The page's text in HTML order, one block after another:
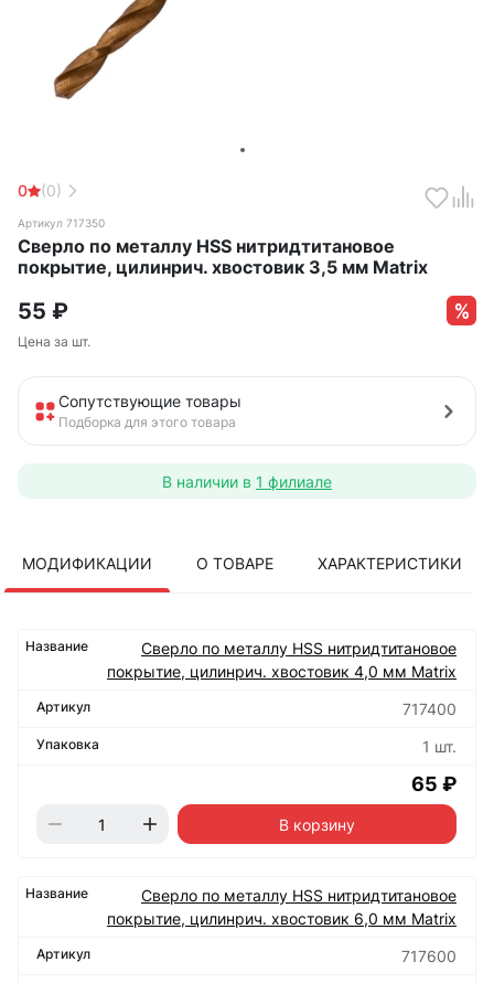
0 (0)
Артикул 717350
Сверло по металлу HSS нитридтитановое
покрытие, цилинрич. хвостовик 3,5 мм Matrix
55 ₽
Цена за шт.
Сопутствующие товары
Подборка для этого товара
В наличии в 1 филиале
МОДИФИКАЦИИ О ТОВАРЕ ХАРАКТЕРИСТИКИ
Сверло по металлу HSS нитридтитановое
покрытие, цилинрич. хвостовик 4,0 мм Matrix
717400
1 шт.
65 ₽
В корзину
Сверло по металлу HSS нитридтитановое
покрытие, цилинрич. хвостовик 6,0 мм Matrix
717600